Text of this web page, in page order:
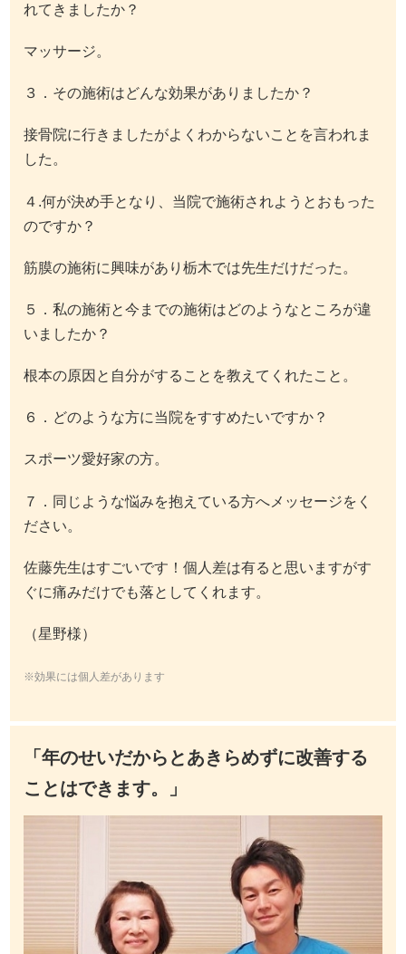
れてきましたか？
マッサージ。
３．その施術はどんな効果がありましたか？
接骨院に行きましたがよくわからないことを言われま
した。
４.何が決め手となり、当院で施術されようとおもった
のですか？
筋膜の施術に興味があり栃木では先生だけだった。
５．私の施術と今までの施術はどのようなところが違
いましたか？
根本の原因と自分がすることを教えてくれたこと。
６．どのような方に当院をすすめたいですか？
スポーツ愛好家の方。
７．同じような悩みを抱えている方へメッセージをく
ださい。
佐藤先生はすごいです！個人差は有ると思いますがす
ぐに痛みだけでも落としてくれます。
（星野様）
※効果には個人差があります
「年のせいだからとあきらめずに改善する
ことはできます。」